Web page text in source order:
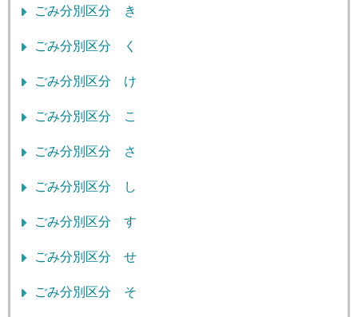
ごみ分別区分 き
ごみ分別区分 く
ごみ分別区分 け
ごみ分別区分 こ
ごみ分別区分 さ
ごみ分別区分 し
ごみ分別区分 す
ごみ分別区分 せ
ごみ分別区分 そ